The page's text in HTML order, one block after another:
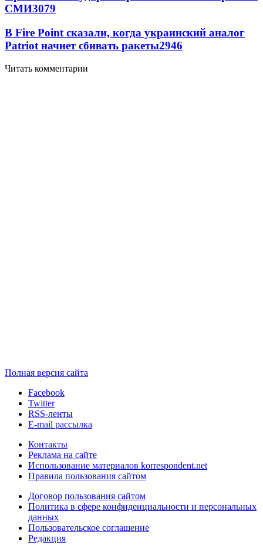
СМИ3079
В Fire Point сказали, когда украинский аналог
Patriot начнет сбивать ракеты2946
Читать комментарии
Полная версия сайта
Facebook
Twitter
RSS-ленты
E-mail рассылка
Контакты
Реклама на сайте
Использование материалов korrespondent.net
Правила пользования сайтом
Договор пользования сайтом
Политика в сфере конфиденциальности и персональных
данных
Пользовательское соглашение
Редакция